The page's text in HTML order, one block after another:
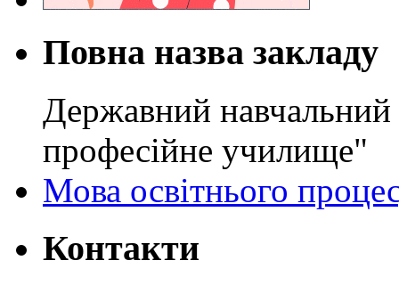
Повна назва закладу
Державний навчальний
професійне училище"
Мова освітнього
Контакти